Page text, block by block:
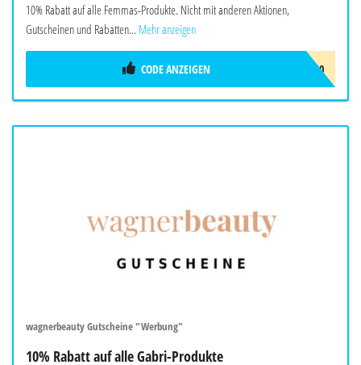
10% Rabatt auf alle Femmas-Produkte. Nicht mit anderen Aktionen,
Gutscheinen und Rabatten... Mehr anzeigen
FEMMAS10
CODE ANZEIGEN
wagnerbeauty Gutscheine "Werbung"
10% Rabatt auf alle Gabri-Produkte